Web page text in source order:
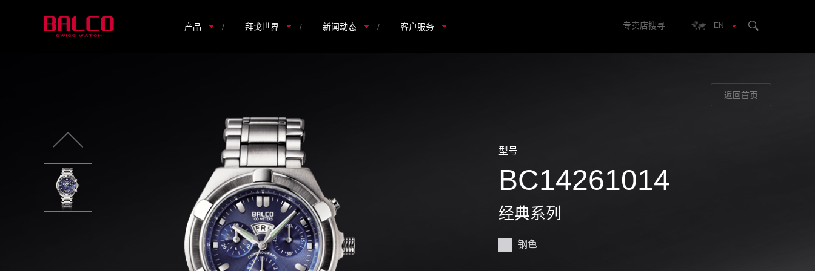
产品 / 拜戈世界 / 新闻动态 / 客户服务 专卖店搜寻 EN
返回首页
型号
BC14261014
经典系列
钢色